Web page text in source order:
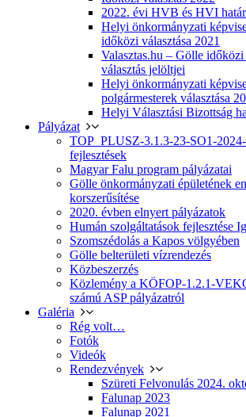
2022. évi HVB és HVI
Helyi önkormányzati
időközi választása 2021
Valasztas.hu – Gölle
választás jelöltjei
Helyi önkormányzati
polgármesterek választása
Helyi Választási Bizottság
Pályázat
TOP_PLUSZ-3.1.3-23-SO1-
fejlesztések
Magyar Falu program pályázatai
Gölle önkormányzati épületének
korszerűsítése
2020. évben elnyert pályázatok
Humán szolgáltatások fejlesztése
Szomszédolás a Kapos völgyében
Gölle belterületi vízrendezés
Közbeszerzés
Közlemény a KÖFOP-1.2.1-
számú ASP pályázatról
Galéria
Rég volt…
Fotók
Videók
Rendezvények
Szüreti Felvonulás 2024.
Falunap 2023
Falunap 2021